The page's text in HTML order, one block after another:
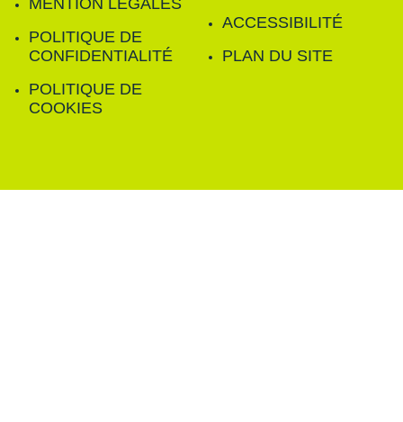
MENTION LÉGALES
POLITIQUE DE
CONFIDENTIALITÉ
POLITIQUE DE
COOKIES
ACCESSIBILITÉ
PLAN DU SITE